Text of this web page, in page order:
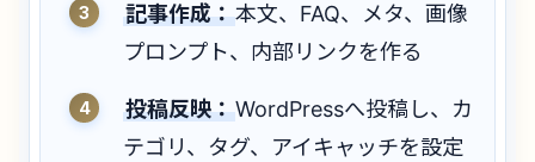
記事作成：本文、FAQ、メタ、画像
プロンプト、内部リンクを作る
投稿反映：WordPressへ投稿し、カ
テゴリ、タグ、アイキャッチを設定